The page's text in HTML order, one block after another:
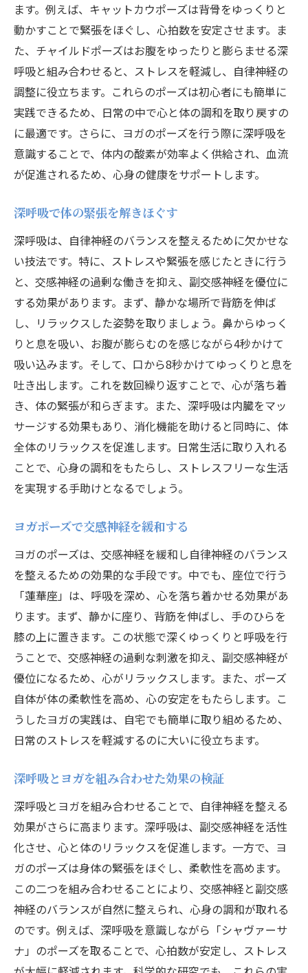
ます。例えば、キャットカウポーズは背骨をゆっくりと
動かすことで緊張をほぐし、心拍数を安定させます。ま
た、チャイルドポーズはお腹をゆったりと膨らませる深
呼吸と組み合わせると、ストレスを軽減し、自律神経の
調整に役立ちます。これらのポーズは初心者にも簡単に
実践できるため、日常の中で心と体の調和を取り戻すの
に最適です。さらに、ヨガのポーズを行う際に深呼吸を
意識することで、体内の酸素が効率よく供給され、血流
が促進されるため、心身の健康をサポートします。
深呼吸で体の緊張を解きほぐす
深呼吸は、自律神経のバランスを整えるために欠かせな
い技法です。特に、ストレスや緊張を感じたときに行う
と、交感神経の過剰な働きを抑え、副交感神経を優位に
する効果があります。まず、静かな場所で背筋を伸ば
し、リラックスした姿勢を取りましょう。鼻からゆっく
りと息を吸い、お腹が膨らむのを感じながら4秒かけて
吸い込みます。そして、口から8秒かけてゆっくりと息を
吐き出します。これを数回繰り返すことで、心が落ち着
き、体の緊張が和らぎます。また、深呼吸は内臓をマッ
サージする効果もあり、消化機能を助けると同時に、体
全体のリラックスを促進します。日常生活に取り入れる
ことで、心身の調和をもたらし、ストレスフリーな生活
を実現する手助けとなるでしょう。
ヨガポーズで交感神経を緩和する
ヨガのポーズは、交感神経を緩和し自律神経のバランス
を整えるための効果的な手段です。中でも、座位で行う
「蓮華座」は、呼吸を深め、心を落ち着かせる効果があ
ります。まず、静かに座り、背筋を伸ばし、手のひらを
膝の上に置きます。この状態で深くゆっくりと呼吸を行
うことで、交感神経の過剰な刺激を抑え、副交感神経が
優位になるため、心がリラックスします。また、ポーズ
自体が体の柔軟性を高め、心の安定をもたらします。こ
うしたヨガの実践は、自宅でも簡単に取り組めるため、
日常のストレスを軽減するのに大いに役立ちます。
深呼吸とヨガを組み合わせた効果の検証
深呼吸とヨガを組み合わせることで、自律神経を整える
効果がさらに高まります。深呼吸は、副交感神経を活性
化させ、心と体のリラックスを促進します。一方で、ヨ
ガのポーズは身体の緊張をほぐし、柔軟性を高めます。
この二つを組み合わせることにより、交感神経と副交感
神経のバランスが自然に整えられ、心身の調和が取れる
のです。例えば、深呼吸を意識しながら「シャヴァーサ
ナ」のポーズを取ることで、心拍数が安定し、ストレス